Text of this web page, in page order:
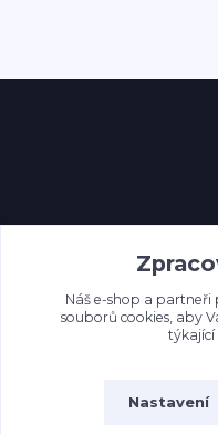
Náš e-shop a partneři
souborů cookies, aby
týkající
Nastavení